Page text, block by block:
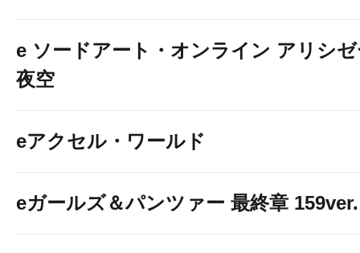
e ソードアート・オンライン アリシ
夜空
eアクセル・ワールド
eガールズ＆パンツァー 最終章 159ver.